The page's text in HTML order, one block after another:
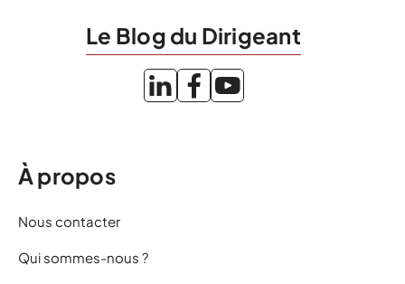
Le Blog du Dirigeant
À propos
Nous contacter
Qui sommes-nous ?